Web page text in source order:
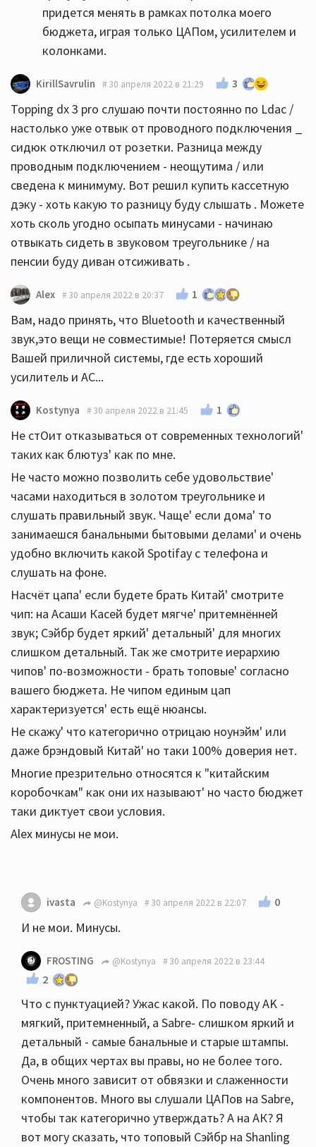
придется менять в рамках потолка моего
бюджета, играя только ЦАПом, усилителем и
колонками.
KirillSavrulin 30 апреля 2022 в 21:29 3
Topping dx 3 pro слушаю почти постоянно по Ldac /
настолько уже отвык от проводного подключения _
сидюк отключил от розетки. Разница между
проводным подключением - неощутима / или
сведена к минимуму. Вот решил купить кассетную
дэку - хоть какую то разницу буду слышать . Можете
хоть сколь угодно осыпать минусами - начинаю
отвыкать сидеть в звуковом треугольнике / на
пенсии буду диван отсиживать .
Alex 30 апреля 2022 в 20:37 1
Вам, надо принять, что Bluetooth и качественный
звук,это вещи не совместимые! Потеряется смысл
Вашей приличной системы, где есть хороший
усилитель и АС...
Kostynya 30 апреля 2022 в 21:45 1
Не стОит отказываться от современных технологий'
таких как блютуз' как по мне.
Не часто можно позволить себе удовольствие'
часами находиться в золотом треугольнике и
слушать правильный звук. Чаще' если дома' то
занимаешся банальными бытовыми делами' и очень
удобно включить какой Spotifay с телефона и
слушать на фоне.
Насчёт цапа' если будете брать Китай' смотрите
чип: на Асаши Касей будет мягче' притемнённей
звук; Сэйбр будет яркий' детальный' для многих
слишком детальный. Так же смотрите иерархию
чипов' по-возможности - брать топовые' согласно
вашего бюджета. Не чипом единым цап
характеризуется' есть ещё нюансы.
Не скажу' что категорично отрицаю ноунэйм' или
даже брэндовый Китай' но таки 100% доверия нет.
Многие презрительно относятся к "китайским
коробочкам" как они их называют' но часто бюджет
таки диктует свои условия.
Alex минусы не мои.
ivasta @Kostynya 30 апреля 2022 в 22:07 0
И не мои. Минусы.
FROSTING @Kostynya 30 апреля 2022 в 23:44
2
Что с пунктуацией? Ужас какой. По поводу AK -
мягкий, притемненный, а Sabre- слишком яркий и
детальный - самые банальные и старые штампы.
Да, в общих чертах вы правы, но не более того.
Очень много зависит от обвязки и слаженности
компонентов. Много вы слушали ЦАПов на Sabre,
чтобы так категорично утверждать? А на АК? Я
вот могу сказать, что топовый Сэйбр на Shanling